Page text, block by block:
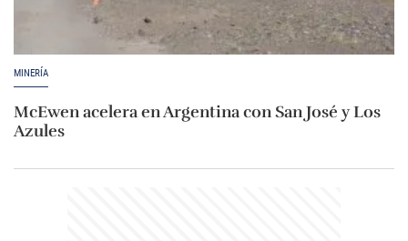
MINERÍA
McEwen acelera en Argentina con San José y Los
Azules